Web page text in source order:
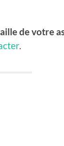
de votre
.